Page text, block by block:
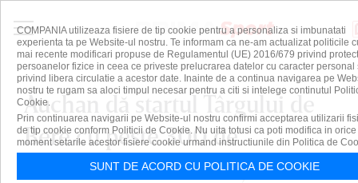
Auchan dă startul Târgului de
Bere cu peste 300 de
sortimente din 25 de ţări, în
COMPANIA utilizeaza fisiere de tip cookie pentru a personaliza si imbunatati
experienta ta pe Website-ul nostru. Te informam ca ne-am actualizat politicile
mai recente modificari propuse de Regulamentul (UE) 2016/679 privind
persoanelor fizice in ceea ce priveste prelucrarea datelor cu caracter personal
privind libera circulatie a acestor date. Inainte de a continua navigarea pe
nostru te rugam sa aloci timpul necesar pentru a citi si intelege continutul
Cookie.
Prin continuarea navigarii pe Website-ul nostru confirmi acceptarea utilizarii
de tip cookie conform Politicii de Cookie. Nu uita totusi ca poti modifica in orice
moment setarile acestor fisiere cookie urmand instructiunile din Politica de
SUNT DE ACORD CU POLITICA DE COOKIE